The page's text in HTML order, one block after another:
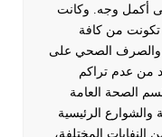
أكمل وجه. وكانت
من كافة
والصرف الصحي على
من عدم تراكم
الصحة العامة
والشوارع الرئيسية
النفايات المختلفة،